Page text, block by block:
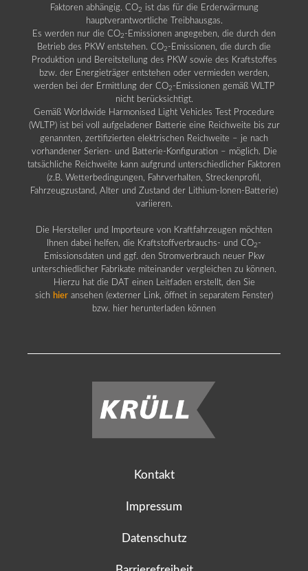
Faktoren abhängig. CO2 ist das für die Erderwärmung
hauptverantwortliche Treibhausgas.
Es werden nur die CO2 -Emissionen angegeben, die durch den
Betrieb des PKW entstehen. CO2 -Emissionen, die durch die
Produktion und Bereitstellung des PKW sowie des Kraftstoffes
bzw. der Energieträger entstehen oder vermieden werden,
werden bei der Ermittlung der CO2 -Emissionen gemäß WLTP
nicht berücksichtigt.
Gemäß Worldwide Harmonised Light Vehicles Test Procedure
(WLTP) ist bei voll aufgeladener Batterie eine Reichweite bis zur
genannten, zertifizierten elektrischen Reichweite – je nach
vorhandener Serien- und Batterie-Konfiguration – möglich. Die
tatsächliche Reichweite kann aufgrund unterschiedlicher Faktoren
(z.B. Wetterbedingungen, Fahrverhalten, Streckenprofil,
Fahrzeugzustand, Alter und Zustand der Lithium-Ionen-Batterie)
variieren.
Die Hersteller und Importeure von Kraftfahrzeugen möchten
Ihnen dabei helfen, die Kraftstoffverbrauchs- und CO2 -
Emissionsdaten und ggf. den Stromverbrauch neuer Pkw
unterschiedlicher Fabrikate miteinander vergleichen zu können.
Hierzu hat die DAT einen Leitfaden erstellt, den Sie
sich hier ansehen (externer Link, öffnet in separatem Fenster)
bzw. hier herunterladen können
Kontakt
Impressum
Datenschutz